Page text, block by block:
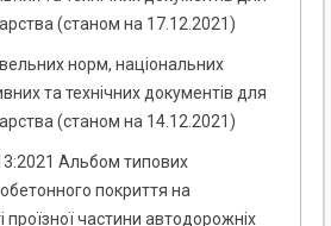
(станом на 17.12.2021)
норм, національних
та технічних документів для
(станом на 14.12.2021)
Альбом типових
покриття на
проїзної частини автодорожніх